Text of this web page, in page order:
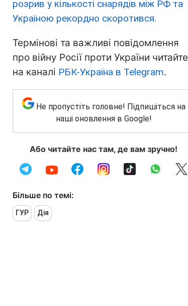
розрив у кількості снарядів між РФ та
Україною рекордно скоротився.
Термінові та важливі повідомлення
про війну Росії проти України читайте
на каналі РБК-Україна в Telegram.
Не пропустіть головне! Підпишіться на
наші оновлення в Google!
Або читайте нас там, де вам зручно!
Більше по темі:
ГУР Дія